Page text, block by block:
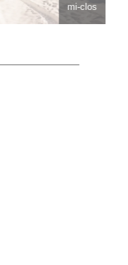
mi-clos